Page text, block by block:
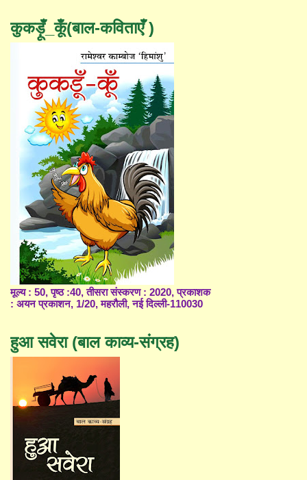
कुकड़ूँ_कूँ(बाल-कविताएँ )
मूल्य : 50, पृष्ठ :40, तीसरा संस्करण : 2020, प्रकाशक
: अयन प्रकाशन, 1/20, महरौली, नई दिल्ली-110030
हुआ सवेरा (बाल काव्य-संग्रह)